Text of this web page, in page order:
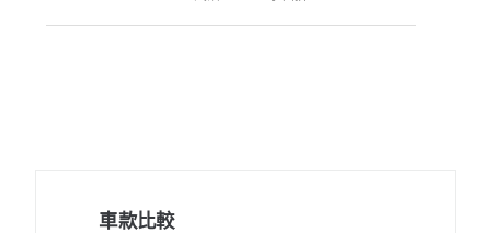
車款比較